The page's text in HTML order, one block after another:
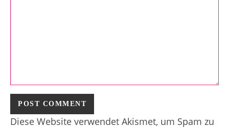
Diese Website verwendet Akismet, um Spam zu